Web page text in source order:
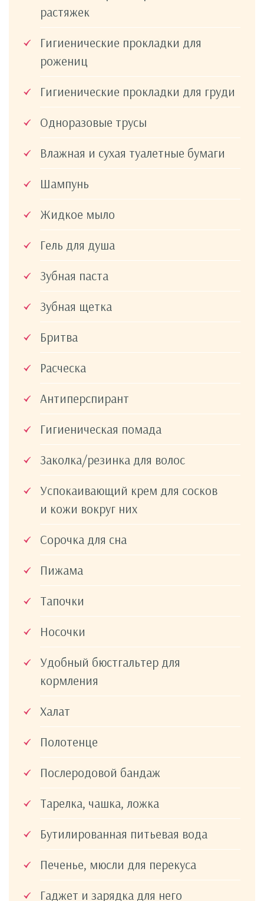
растяжек
Гигиенические прокладки для
рожениц
Гигиенические прокладки для груди
Одноразовые трусы
Влажная и сухая туалетные бумаги
Шампунь
Жидкое мыло
Гель для душа
Зубная паста
Зубная щетка
Бритва
Расческа
Антиперспирант
Гигиеническая помада
Заколка/резинка для волос
Успокаивающий крем для сосков
и кожи вокруг них
Сорочка для сна
Пижама
Тапочки
Носочки
Удобный бюстгальтер для
кормления
Халат
Полотенце
Послеродовой бандаж
Тарелка, чашка, ложка
Бутилированная питьевая вода
Печенье, мюсли для перекуса
Гаджет и зарядка для него